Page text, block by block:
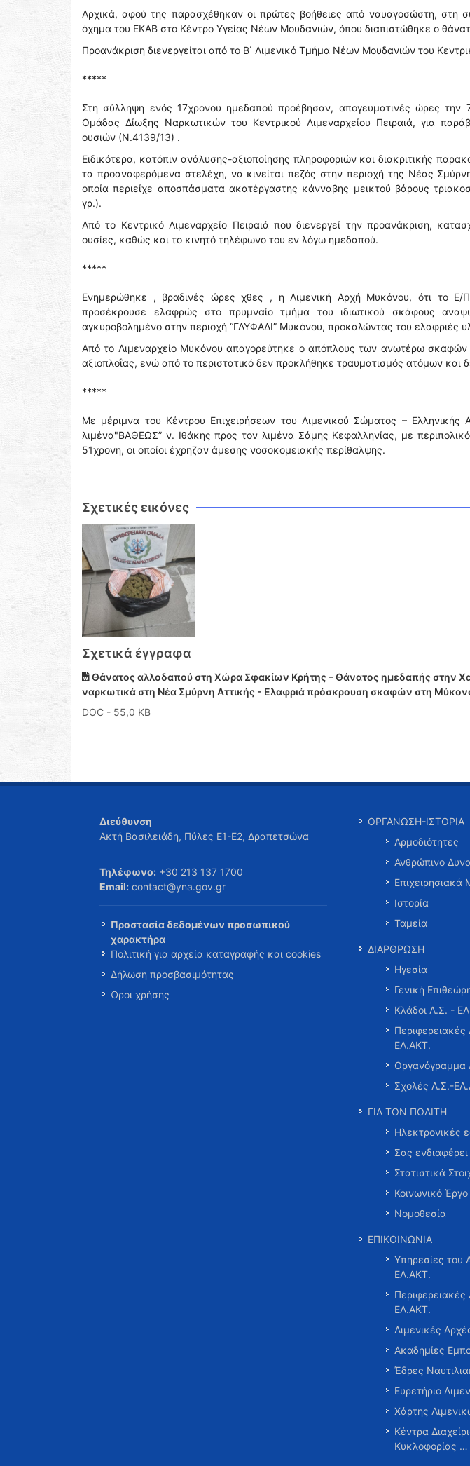
Αρχικά, αφού της παρασχέθηκαν οι πρώτες βοήθειες από ναυαγοσώστη, στη
όχημα του ΕΚΑΒ στο Κέντρο Υγείας Νέων Μουδανιών, όπου διαπιστώθηκε ο
Προανάκριση διενεργείται από το Β΄ Λιμενικό Τμήμα Νέων Μουδανιών του
*****
Στη σύλληψη ενός 17χρονου ημεδαπού προέβησαν, απογευματινές ώρες την
Ομάδας Δίωξης Ναρκωτικών του Κεντρικού Λιμεναρχείου Πειραιά, για
ουσιών (Ν.4139/13) .
Ειδικότερα, κατόπιν ανάλυσης-αξιοποίησης πληροφοριών και διακριτικής
τα προαναφερόμενα στελέχη, να κινείται πεζός στην περιοχή της Νέας
οποία περιείχε αποσπάσματα ακατέργαστης κάνναβης μεικτού βάρους
γρ.).
Από το Κεντρικό Λιμεναρχείο Πειραιά που διενεργεί την προανάκριση,
ουσίες, καθώς και το κινητό τηλέφωνο του εν λόγω ημεδαπού.
*****
Ενημερώθηκε , βραδινές ώρες χθες , η Λιμενική Αρχή Μυκόνου, ότι το
προσέκρουσε ελαφρώς στο πρυμναίο τμήμα του ιδιωτικού σκάφους
αγκυροβολημένο στην περιοχή “ΓΛΥΦΑΔΙ” Μυκόνου, προκαλώντας του ελαφριές
Από το Λιμεναρχείο Μυκόνου απαγορεύτηκε ο απόπλους των ανωτέρω σκαφών
αξιοπλοΐας, ενώ από το περιστατικό δεν προκλήθηκε τραυματισμός ατόμων
*****
Με μέριμνα του Κέντρου Επιχειρήσεων του Λιμενικού Σώματος – Ελληνικής
λιμένα"ΒΑΘΕΩΣ” ν. Ιθάκης προς τον λιμένα Σάμης Κεφαλληνίας, με
51χρονη, οι οποίοι έχρηζαν άμεσης νοσοκομειακής περίθαλψης.
Σχετικές εικόνες
Σχετικά έγγραφα
Θάνατος αλλοδαπού στη Χώρα Σφακίων Κρήτης – Θάνατος ημεδαπής στην
ναρκωτικά στη Νέα Σμύρνη Αττικής - Ελαφριά πρόσκρουση σκαφών στη
DOC - 55,0 KB
Διεύθυνση
Ακτή Βασιλειάδη, Πύλες Ε1-Ε2, Δραπετσώνα
Τηλέφωνο: +30 213 137 1700
Email: contact@yna.gov.gr
Προστασία δεδομένων προσωπικού
χαρακτήρα
Πολιτική για αρχεία καταγραφής και cookies
Δήλωση προσβασιμότητας
Όροι χρήσης
ΟΡΓΑΝΩΣΗ-ΙΣΤΟΡΙΑ
Αρμοδιότητες
Ανθρώπινο
Επιχειρησιακά
Ιστορία
Ταμεία
ΔΙΑΡΘΡΩΣΗ
Ηγεσία
Γενική
Κλάδοι Λ.Σ. -
Περιφερειακές
ΕΛ.ΑΚΤ.
Οργανόγραμμα
Σχολές Λ.Σ.-
ΓΙΑ ΤΟΝ ΠΟΛΙΤΗ
Ηλεκτρονικές
Σας ενδιαφέρει
Στατιστικά
Κοινωνικό
Νομοθεσία
ΕΠΙΚΟΙΝΩΝΙΑ
Υπηρεσίες του
ΕΛ.ΑΚΤ.
Περιφερειακές
ΕΛ.ΑΚΤ.
Λιμενικές
Ακαδημίες
Έδρες
Ευρετήριο
Χάρτης
Κέντρα
Κυκλοφορίας …